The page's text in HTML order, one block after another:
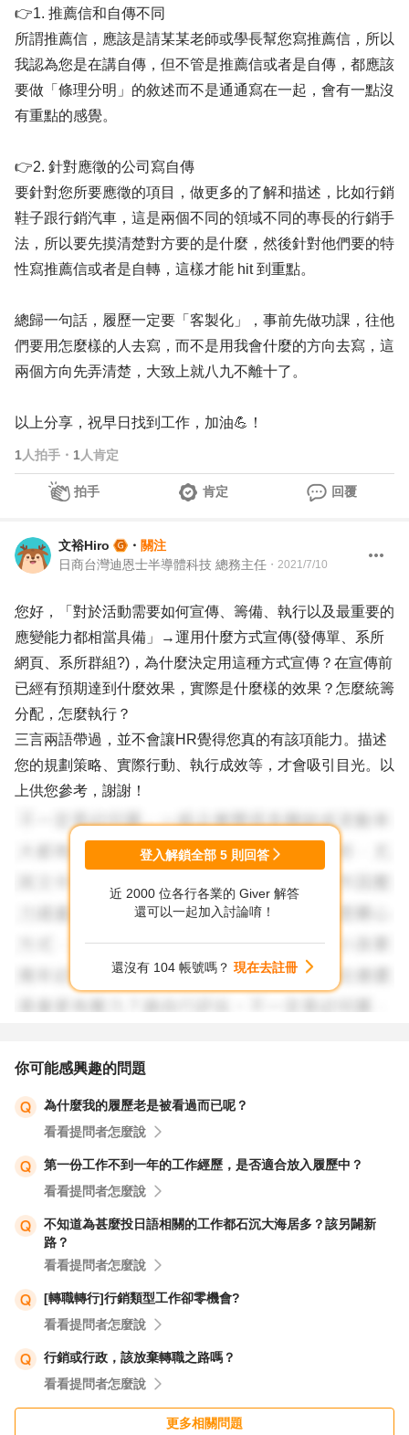
👉1. 推薦信和自傳不同
所謂推薦信，應該是請某某老師或學長幫您寫推薦信，所以
我認為您是在講自傳，但不管是推薦信或者是自傳，都應該
要做「條理分明」的敘述而不是通通寫在一起，會有一點沒
有重點的感覺。
👉2. 針對應徵的公司寫自傳
要針對您所要應徵的項目，做更多的了解和描述，比如行銷
鞋子跟行銷汽車，這是兩個不同的領域不同的專長的行銷手
法，所以要先摸清楚對方要的是什麼，然後針對他們要的特
性寫推薦信或者是自轉，這樣才能 hit 到重點。
總歸一句話，履歷一定要「客製化」，事前先做功課，往他
們要用怎麼樣的人去寫，而不是用我會什麼的方向去寫，這
兩個方向先弄清楚，大致上就八九不離十了。
以上分享，祝早日找到工作，加油💪！
1 人拍手 ・ 1 人肯定
拍手 肯定 回覆
文裕Hiro ・ 關注
日商台灣迪恩士半導體科技 總務主任 ・ 2021/7/10
您好，「對於活動需要如何宣傳、籌備、執行以及最重要的
應變能力都相當具備」→運用什麼方式宣傳(發傳單、系所
網頁、系所群組?)，為什麼決定用這種方式宣傳？在宣傳前
已經有預期達到什麼效果，實際是什麼樣的效果？怎麼統籌
分配，怎麼執行？
三言兩語帶過，並不會讓HR覺得您真的有該項能力。描述
您的規劃策略、實際行動、執行成效等，才會吸引目光。以
上供您參考，謝謝！
登入解鎖全部 5 則回答
近 2000 位各行各業的 Giver 解答
還可以一起加入討論唷！
還沒有 104 帳號嗎？ 現在去註冊
你可能感興趣的問題
為什麼我的履歷老是被看過而已呢？
看看提問者怎麼說
第一份工作不到一年的工作經歷，是否適合放入履歷中？
看看提問者怎麼說
不知道為甚麼投日語相關的工作都石沉大海居多？該另闢新
路？
看看提問者怎麼說
[轉職轉行]行銷類型工作卻零機會?
看看提問者怎麼說
行銷或行政，該放棄轉職之路嗎？
看看提問者怎麼說
更多相關問題